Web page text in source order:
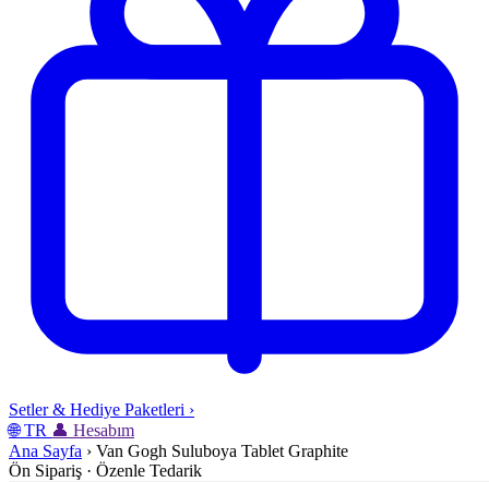
Setler & Hediye Paketleri ›
🌐 TR 👤 Hesabım
Ana Sayfa › Van Gogh Suluboya Tablet Graphite
Ön Sipariş · Özenle Tedarik